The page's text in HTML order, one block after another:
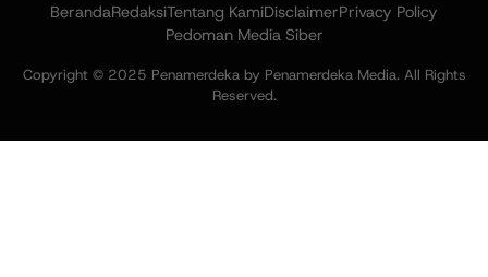
BerandaRedaksiTentang KamiDisclaimerPrivacy Policy
Pedoman Media Siber
Copyright © 2025 Penamerdeka by Penamerdeka Media. All Rights
Reserved.